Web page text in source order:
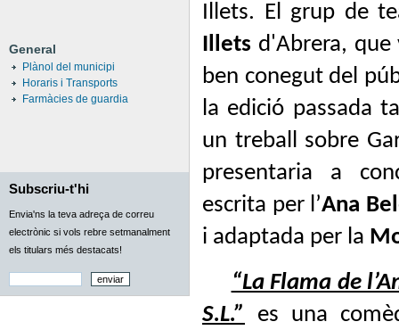
General
Plànol del municipi
Horaris i Transports
Farmàcies de guardia
Subscriu-t'hi
Envia'ns la teva adreça de correu
electrònic si vols rebre setmanalment
els titulars més destacats!
Illets. El grup de
Illets d'Abrera, que
ben conegut del
la edició passada
un treball sobre
presentaria a
escrita per l’Ana
i adaptada per la
“La Flama de
S.L.”
es una